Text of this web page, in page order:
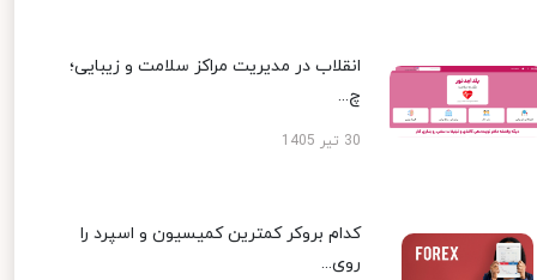
انقلاب در مدیریت مراکز سلامت و زیبایی؛
چ...
30 تیر 1405
کدام بروکر کمترین کمیسیون و اسپرد را
روی...